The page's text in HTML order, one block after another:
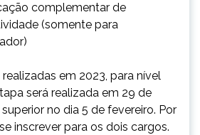
complementar de
(somente para
em 2023, para nível
será realizada em 29 de
no dia 5 de fevereiro. Por
inscrever para os dois cargos.